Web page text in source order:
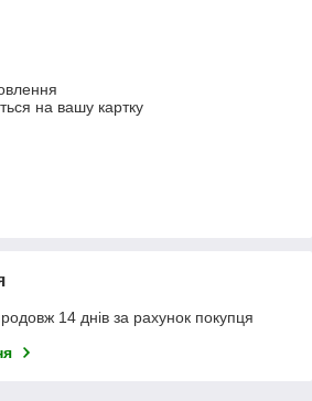
на вашу картку
14 днів за рахунок покупця